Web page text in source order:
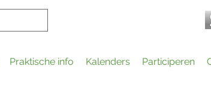
Praktische info Kalenders Participeren